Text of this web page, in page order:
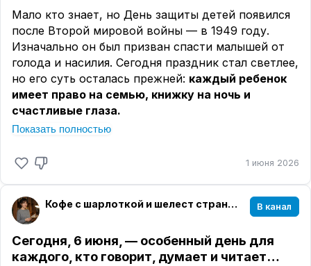
Мало кто знает, но День защиты детей появился
после Второй мировой войны — в 1949 году.
Изначально он был призван спасти малышей от
голода и насилия. Сегодня праздник стал светлее,
но его суть осталась прежней: каждый ребенок
имеет право на семью, книжку на ночь и
счастливые глаза.
«Если бы дети росли в соответствии с нашими
— Иоганн Вольфганг Гёте
Собрала для вас несколько книг, которые подарят
тепло и детям, и их родителям.
📖«Дом на краю ночи» — Кэтрин Бэннер
Трепетная сага о семье на итальянском острове.
Про детей, которые вырастают, и любовь,
Показать полностью
1 июня 2026
Кофе с шарлоткой и шелест страниц☕️📖 В канал
Сегодня, 6 июня, — особенный день для
каждого, кто говорит, думает и читает…